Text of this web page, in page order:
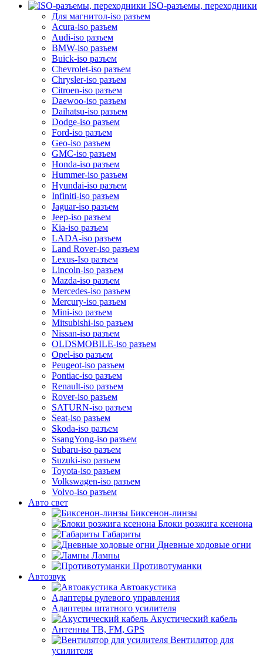
ISO-разъемы, переходники
Для магнитол-iso разъем
Acura-iso разъем
Audi-iso разъем
BMW-iso разъем
Buick-iso разъем
Chevrolet-iso разъем
Chrysler-iso разъем
Citroen-iso разъем
Daewoo-iso разъем
Daihatsu-iso разъем
Dodge-iso разъем
Ford-iso разъем
Geo-iso разъем
GMC-iso разъем
Honda-iso разъем
Hummer-iso разъем
Hyundai-iso разъем
Infiniti-iso разъем
Jaguar-iso разъем
Jeep-iso разъем
Kia-iso разъем
LADA-iso разъем
Land Rover-iso разъем
Lexus-Iso разъем
Lincoln-iso разъем
Mazda-iso разъем
Mercedes-iso разъем
Mercury-iso разъем
Mini-iso разъем
Mitsubishi-iso разъем
Nissan-iso разъем
OLDSMOBILE-iso разъем
Opel-iso разъем
Peugeot-iso разъем
Pontiac-iso разъем
Renault-iso разъем
Rover-iso разъем
SATURN-iso разъем
Seat-iso разъем
Skoda-iso разъем
SsangYong-iso разъем
Subaru-iso разъем
Suzuki-iso разъем
Toyota-iso разъем
Volkswagen-iso разъем
Volvo-iso разъем
Авто свет
Биксенон-линзы
Блоки розжига ксенона
Габариты
Дневные ходовые огни
Лампы
Противотуманки
Автозвук
Автоакустика
Адаптеры рулевого управления
Адаптеры штатного усилителя
Акустический кабель
Антенны ТВ, FM, GPS
Вентилятор для
усилителя